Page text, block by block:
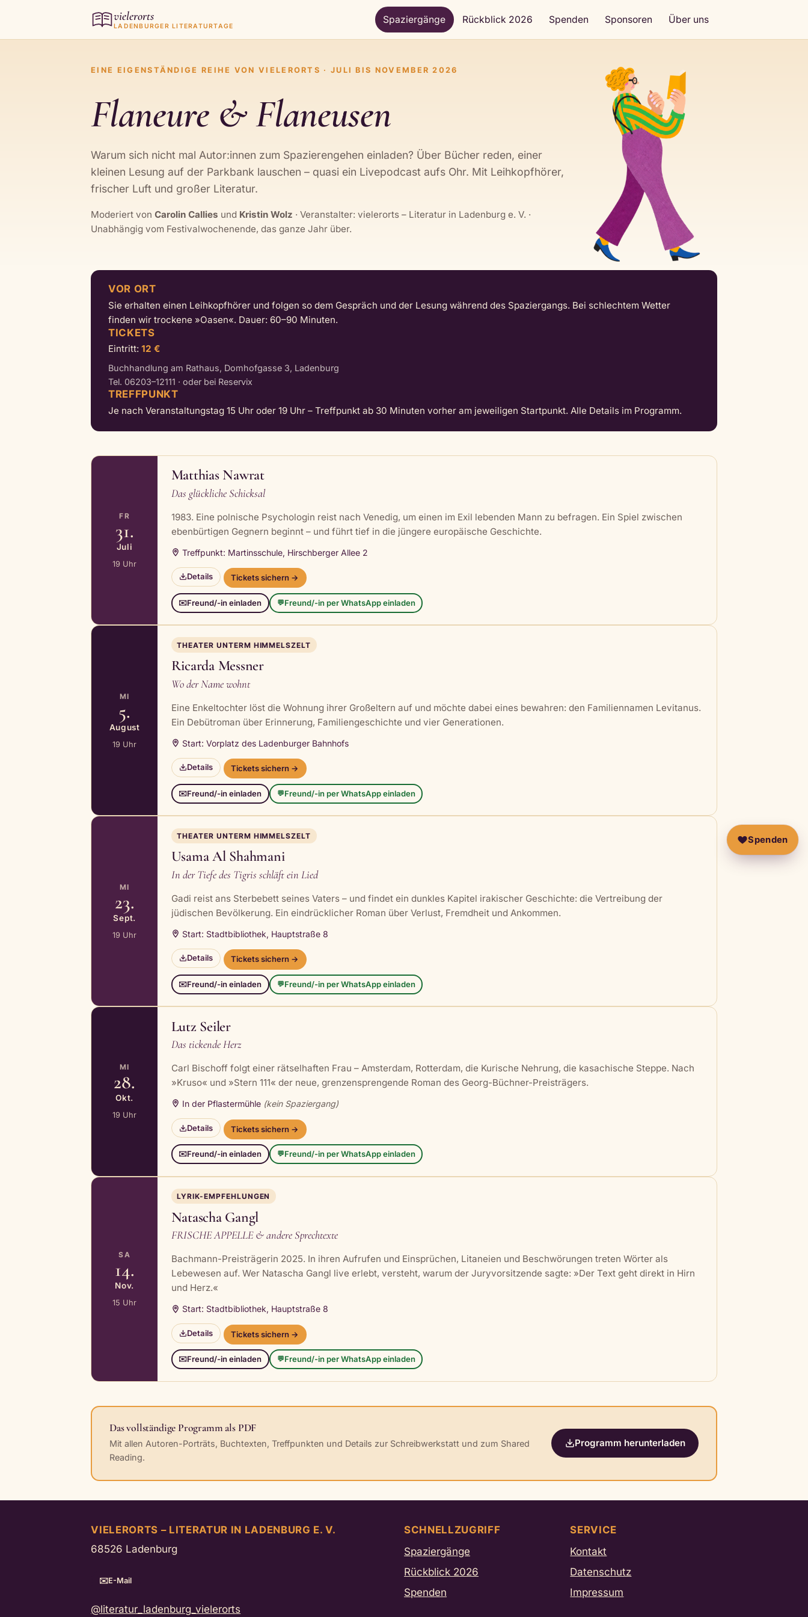
vielerorts
LADENBURGER LITERATURTAGE
Spaziergänge Rückblick 2026 Spenden Sponsoren Über uns
EINE EIGENSTÄNDIGE REIHE VON VIELERORTS · JULI BIS NOVEMBER 2026
Flaneure & Flaneusen
Warum sich nicht mal Autor:innen zum Spazierengehen einladen? Über Bücher reden, einer
kleinen Lesung auf der Parkbank lauschen – quasi ein Livepodcast aufs Ohr. Mit Leihkopfhörer,
frischer Luft und großer Literatur.
Moderiert vonCarolin Callies und Kristin Wolz · Veranstalter: vielerorts – Literatur in Ladenburg e. V. ·
Unabhängig vom Festivalwochenende, das ganze Jahr über.
VOR ORT
Sie erhalten einen Leihkopfhörer und folgen so dem Gespräch und der Lesung während des Spaziergangs. Bei schlechtem Wetter
finden wir trockene »Oasen«. Dauer: 60–90 Minuten.
TICKETS
Eintritt: 12 €
Buchhandlung am Rathaus, Domhofgasse 3, Ladenburg
Tel. 06203–12111 · oder bei Reservix
TREFFPUNKT
Je nach Veranstaltungstag 15 Uhr oder 19 Uhr – Treffpunkt ab 30 Minuten vorher am jeweiligen Startpunkt. Alle Details im Programm.
FR
31.
Juli
19 Uhr
Matthias Nawrat
Das glückliche Schicksal
1983. Eine polnische Psychologin reist nach Venedig, um einen im Exil lebenden Mann zu befragen. Ein Spiel zwischen
ebenbürtigen Gegnern beginnt – und führt tief in die jüngere europäische Geschichte.
Treffpunkt: Martinsschule, Hirschberger Allee 2
Details Tickets sichern →
✉️Freund/-in einladen 💬Freund/-in per WhatsApp einladen
MI
5.
August
19 Uhr
THEATER UNTERM HIMMELSZELT
Ricarda Messner
Wo der Name wohnt
Eine Enkeltochter löst die Wohnung ihrer Großeltern auf und möchte dabei eines bewahren: den Familiennamen Levitanus.
Ein Debütroman über Erinnerung, Familiengeschichte und vier Generationen.
Start: Vorplatz des Ladenburger Bahnhofs
Details Tickets sichern →
✉️Freund/-in einladen 💬Freund/-in per WhatsApp einladen
MI
23.
Sept.
19 Uhr
THEATER UNTERM HIMMELSZELT
Usama Al Shahmani
In der Tiefe des Tigris schläft ein Lied
Gadi reist ans Sterbebett seines Vaters – und findet ein dunkles Kapitel irakischer Geschichte: die Vertreibung der
jüdischen Bevölkerung. Ein eindrücklicher Roman über Verlust, Fremdheit und Ankommen.
Start: Stadtbibliothek, Hauptstraße 8
Details Tickets sichern →
✉️Freund/-in einladen 💬Freund/-in per WhatsApp einladen
MI
28.
Okt.
19 Uhr
Lutz Seiler
Das tickende Herz
Carl Bischoff folgt einer rätselhaften Frau – Amsterdam, Rotterdam, die Kurische Nehrung, die kasachische Steppe. Nach
»Kruso« und »Stern 111« der neue, grenzensprengende Roman des Georg-Büchner-Preisträgers.
In der Pflastermühle (kein Spaziergang)
Details Tickets sichern →
✉️Freund/-in einladen 💬Freund/-in per WhatsApp einladen
SA
14.
Nov.
15 Uhr
LYRIK-EMPFEHLUNGEN
Natascha Gangl
FRISCHE APPELLE & andere Sprechtexte
Bachmann-Preisträgerin 2025. In ihren Aufrufen und Einsprüchen, Litaneien und Beschwörungen treten Wörter als
Lebewesen auf. Wer Natascha Gangl live erlebt, versteht, warum der Juryvorsitzende sagte: »Der Text geht direkt in Hirn
und Herz.«
Start: Stadtbibliothek, Hauptstraße 8
Details Tickets sichern →
✉️Freund/-in einladen 💬Freund/-in per WhatsApp einladen
Das vollständige Programm als PDF
Mit allen Autoren-Porträts, Buchtexten, Treffpunkten und Details zur Schreibwerkstatt und zum Shared
Reading.
Programm herunterladen
Spenden
VIELERORTS – LITERATUR IN LADENBURG E. V.
68526 Ladenburg
E-Mail
@literatur_ladenburg_vielerorts
SCHNELLZUGRIFF
Spaziergänge
Rückblick 2026
Spenden
SERVICE
Kontakt
Datenschutz
Impressum